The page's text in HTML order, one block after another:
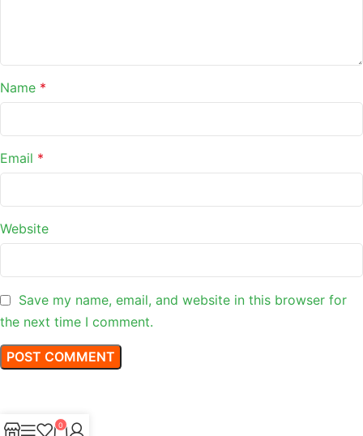
Name *
Email *
Website
Save my name, email, and website in this browser for
the next time I comment.
0